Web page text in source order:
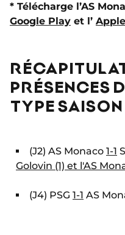
* Télécharge l’AS
Google Play et l’
PRÉSENCES
TYPE
(J2) AS Monaco 1-1
Golovin (1) et l'AS
(J4) PSG 1-1 AS